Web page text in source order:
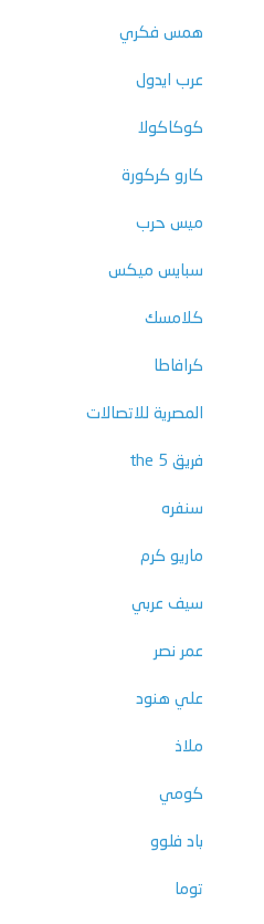
همس فكري
عرب ايدول
كوكاكولا
كارو كركورة
ميس حرب
سبايس ميكس
كلامسك
كرافاطا
المصرية للاتصالات
فريق the 5
سنفره
ماريو كرم
سيف عربي
عمر نصر
علي هنود
ملاذ
كومي
باد فلوو
توما